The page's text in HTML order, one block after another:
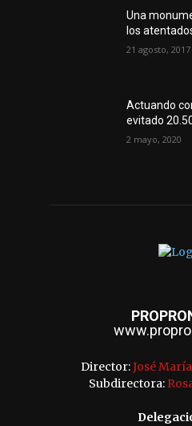
Una
los
21 agosto, 2017
Actuando
evitado
2 mayo, 2020
Director:José
Subdirectora: